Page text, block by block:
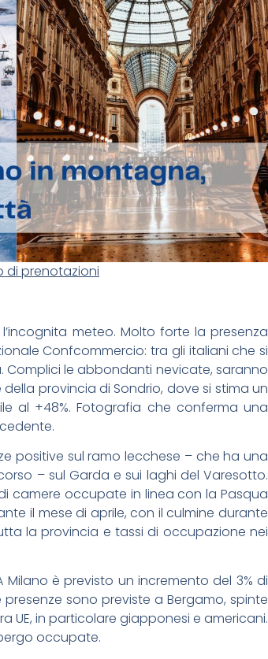
di prenotazioni
meteo. Molto forte la presenza
Confcommercio: tra gli italiani che si
Complici le abbondanti nevicate, saranno
provincia di Sondrio, dove si stima un
al +48%. Fotografia che conferma una
positive sul ramo lecchese – che ha una
– sul Garda e sui laghi del Varesotto.
camere occupate in linea con la Pasqua
il mese di aprile, con il culmine durante
la provincia e tassi di occupazione nei
è previsto un incremento del 3% di
sono previste a Bergamo, spinte
UE, in particolare giapponesi e americani.
occupate.